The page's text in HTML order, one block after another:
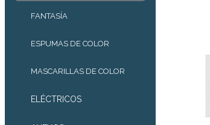
FANTASÍA
ESPUMAS DE COLOR
MASCARILLAS DE COLOR
ELÉCTRICOS